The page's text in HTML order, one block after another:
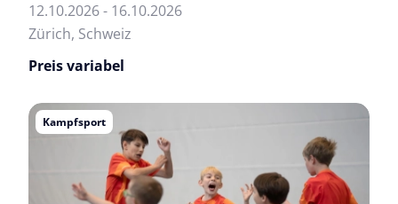
12.10.2026 - 16.10.2026
Zürich, Schweiz
Preis variabel
Kampfsport